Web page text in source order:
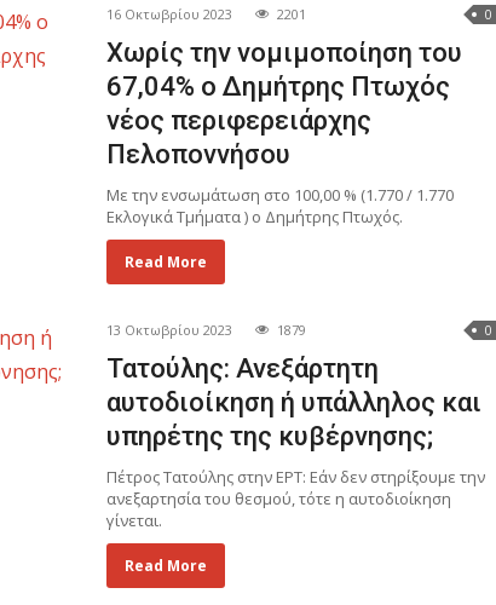
16 Οκτωβρίου 2023 2201 0
Χωρίς την νομιμοποίηση του
67,04% ο Δημήτρης Πτωχός
νέος περιφερειάρχης
Πελοποννήσου
Με την ενσωμάτωση στο 100,00 % (1.770 / 1.770
Εκλογικά Τμήματα ) ο Δημήτρης Πτωχός.
Read More
13 Οκτωβρίου 2023 1879 0
Τατούλης: Ανεξάρτητη
αυτοδιοίκηση ή υπάλληλος και
υπηρέτης της κυβέρνησης;
Πέτρος Τατούλης στην ΕΡΤ: Εάν δεν στηρίξουμε την
ανεξαρτησία του θεσμού, τότε η αυτοδιοίκηση
γίνεται.
Read More